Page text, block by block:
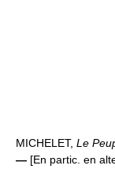
MICHELET, Le
— [En partic. en